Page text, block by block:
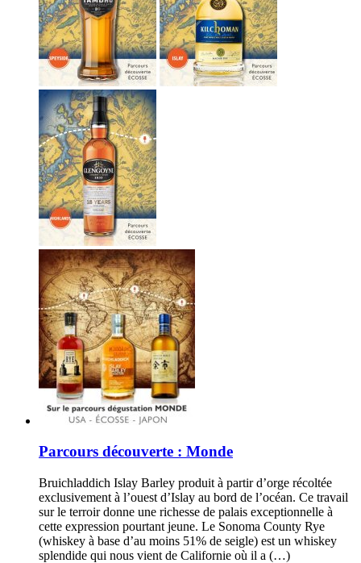
Parcours découverte : Monde
Bruichladdich Islay Barley produit à partir d’orge récoltée
exclusivement à l’ouest d’Islay au bord de l’océan. Ce travail
sur le terroir donne une richesse de palais exceptionnelle à
cette expression pourtant jeune. Le Sonoma County Rye
(whiskey à base d’au moins 51% de seigle) est un whiskey
splendide qui nous vient de Californie où il a (…)